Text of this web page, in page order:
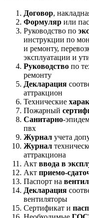
Договор,
Формуляр или
Руководство по
инструкции по
и ремонту,
эксплуатации и
Руководство по
ремонту
Декларация
аттракцион
Технические
Пожарный
Санитарно-
пвх
Журнал учета
Журнал
аттракциона
Акт ввода в
Акт приемо-
Паспорт на
Декларация
вентиляторы
Сертификат и